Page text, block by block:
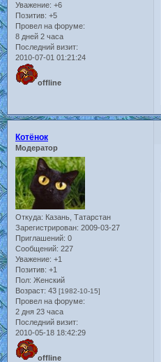
Уважение: +6
Позитив: +5
Провел на форуме:
8 дней 2 часа
Последний визит:
2010-07-01 01:21:24
offline
Котёнок
Модератор
Откуда: Казань, Татарстан
Зарегистрирован: 2009-03-27
Приглашений: 0
Сообщений: 227
Уважение: +1
Позитив: +1
Пол: Женский
Возраст: 43 [1982-10-15]
Провел на форуме:
2 дня 23 часа
Последний визит:
2010-05-18 18:42:29
offline